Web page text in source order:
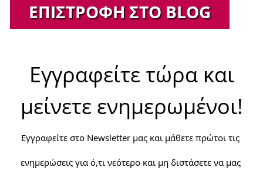
ΕΠΙΣΤΡΟΦΉ ΣΤΟ BLOG
Εγγραφείτε τώρα και
μείνετε ενημερωμένοι!
Εγγραφείτε στο Newsletter μας και μάθετε πρώτοι τις
ενημερώσεις για ό,τι νεότερο και μη διστάσετε να μας